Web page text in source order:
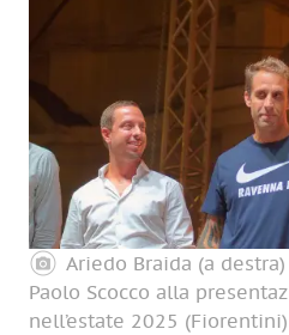
Ariedo Braida (a
Paolo Scocco alla
nell’estate 2025 (Fiorentini)